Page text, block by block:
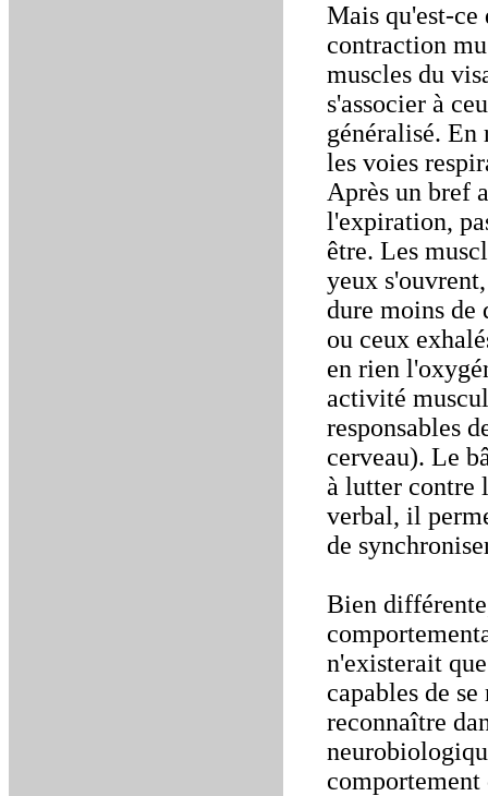
Mais qu'est-ce
contraction
muscles du
s'associer à
généralisé.
les voies
Après un bref
l'expiration,
être. Les
yeux
dure moins de
ou ceux
en rien
activité
responsables
cerveau). Le
à lutter contre
verbal, il
de
Bien
n'existerait
capables de
reconnaître
comportement